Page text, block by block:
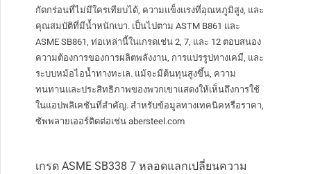
กัดกร่อนที่ไม่มีใครเทียบได้, ความแข็งแรงที่อุณหภูมิสูง, และ
คุณสมบัติที่มีน้ำหนักเบา. เป็นไปตาม ASTM B861 และ
ASME SB861, ท่อเหล่านี้ในเกรดเช่น 2, 7, และ 12 ตอบสนอง
ความต้องการของการผลิตพลังงาน, การแปรรูปทางเคมี, และ
ระบบหม้อไอน้ำทางทะเล. แม้จะมีต้นทุนสูงขึ้น, ความ
ทนทานและประสิทธิภาพของพวกเขาแสดงให้เห็นถึงการใช้
ในแอปพลิเคชันที่สำคัญ. สำหรับข้อมูลทางเทคนิคหรือราคา,
ซัพพลายเออร์ติดต่อเช่น abersteel.com
เกรด ASME SB338 7 หลอดแลกเปลี่ยนความ